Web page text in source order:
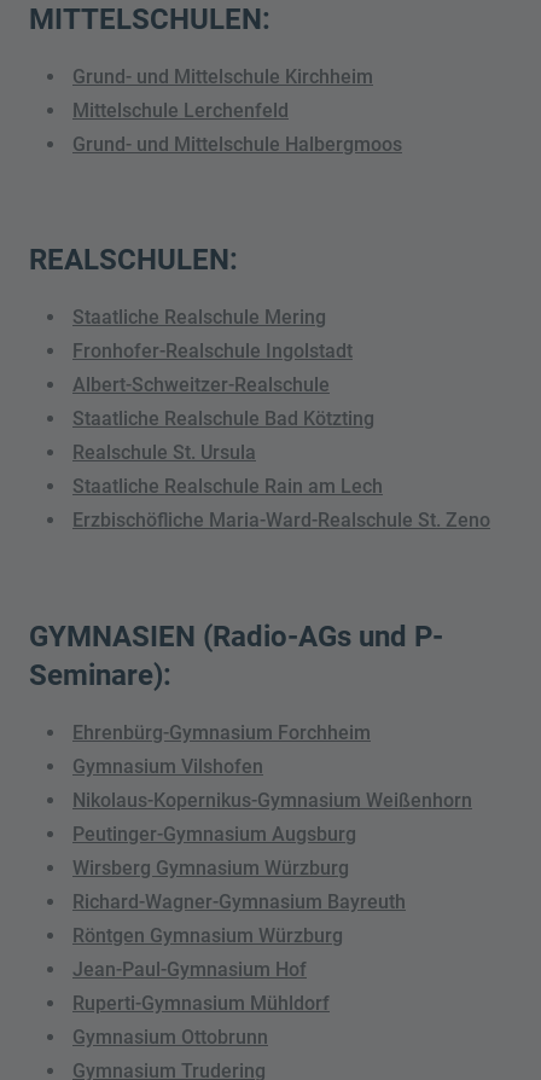
MITTELSCHULEN:
Grund- und Mittelschule Kirchheim
Mittelschule Lerchenfeld
Grund- und Mittelschule Halbergmoos
REALSCHULEN:
Staatliche Realschule Mering
Fronhofer-Realschule Ingolstadt
Albert-Schweitzer-Realschule
Staatliche Realschule Bad Kötzting
Realschule St. Ursula
Staatliche Realschule Rain am Lech
Erzbischöfliche Maria-Ward-Realschule St. Zeno
GYMNASIEN (Radio-AGs und P-
Seminare):
Ehrenbürg-Gymnasium Forchheim
Gymnasium Vilshofen
Nikolaus-Kopernikus-Gymnasium Weißenhorn
Peutinger-Gymnasium Augsburg
Wirsberg Gymnasium Würzburg
Richard-Wagner-Gymnasium Bayreuth
Röntgen Gymnasium Würzburg
Jean-Paul-Gymnasium Hof
Ruperti-Gymnasium Mühldorf
Gymnasium Ottobrunn
Gymnasium Trudering